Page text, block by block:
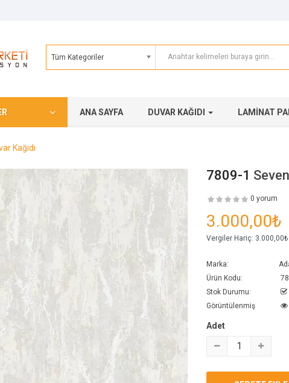
Tüm Kategoriler
ANA SAYFA DUVAR KAĞIDI LAMINAT
Kağıdı
7809-1
0 yorum
3.000,00₺
Vergiler Hariç: 3.000,00₺
Marka:
Ürün Kodu:
Stok Durumu:
Görüntülenmiş
Adet